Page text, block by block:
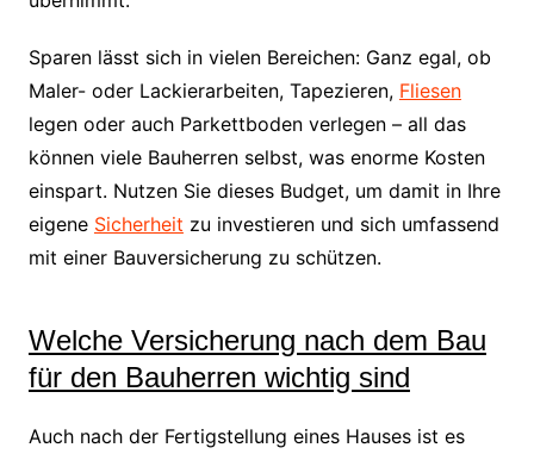
Sparen lässt sich in vielen Bereichen: Ganz egal, ob
Maler- oder Lackierarbeiten, Tapezieren, Fliesen
legen oder auch Parkettboden verlegen – all das
können viele Bauherren selbst, was enorme Kosten
einspart. Nutzen Sie dieses Budget, um damit in Ihre
eigene Sicherheit zu investieren und sich umfassend
mit einer Bauversicherung zu schützen.
Welche Versicherung nach dem Bau
für den Bauherren wichtig sind
Auch nach der Fertigstellung eines Hauses ist es